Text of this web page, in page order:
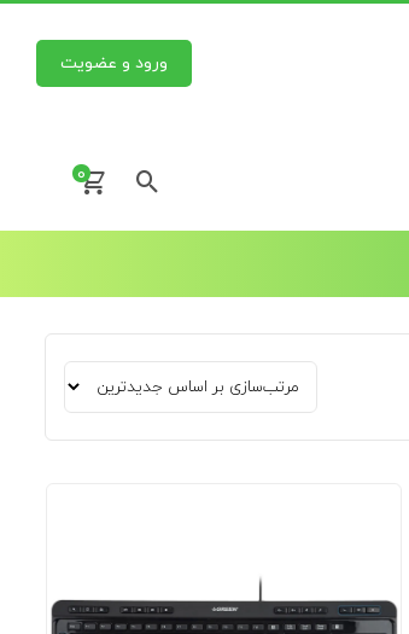
ورود و عضویت
0